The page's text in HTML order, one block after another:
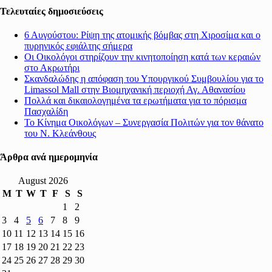
Τελευταίες δημοσιεύσεις
6 Αυγούστου: Ρίψη της ατομικής βόμβας στη Χιροσίμα και ο
πυρηνικός εφιάλτης σήμερα
Οι Οικολόγοι στηρίζουν την κινητοποίηση κατά των κεραιών
στο Ακρωτήρι
Σκανδαλώδης η απόφαση του Υπουργικού Συμβουλίου για το
Limassol Mall στην Βιομηχανική περιοχή Αγ. Αθανασίου
Πολλά και δικαιολογημένα τα ερωτήματα για το πόρισμα
Πασχαλίδη
Το Κίνημα Οικολόγων – Συνεργασία Πολιτών για τον θάνατο
του Ν. Κλεάνθους
Άρθρα ανά ημερομηνία
August 2026
M T W T F S
S
1
2
3
4 5 6 7 8
9
10 11 12 13 14 15 16
17 18 19 20 21 22 23
24 25 26 27 28 29 30